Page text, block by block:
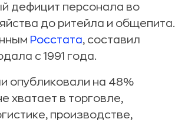
дефицит персонала во
до ритейла и общепита.
Росстата, составил
с 1991 года.
опубликовали на 48%
хватает в торговле,
производстве,